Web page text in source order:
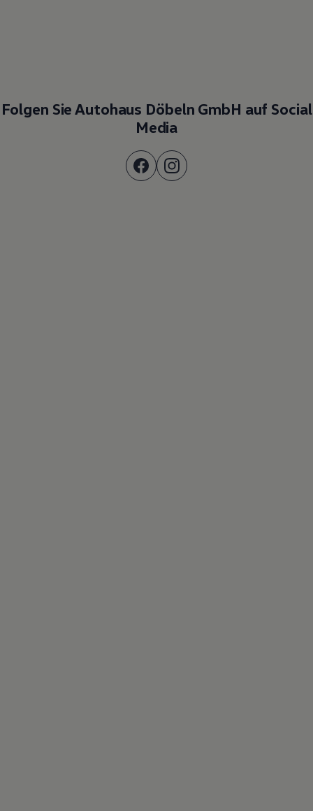
Folgen Sie Autohaus Döbeln GmbH auf Social
Media